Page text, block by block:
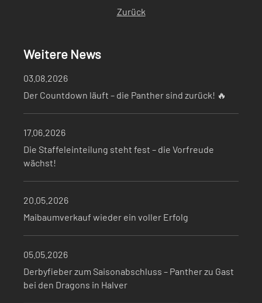
Zurück
Weitere News
03.08.2026
Der Countdown läuft – die Panther sind zurück! 🔥
17.06.2026
Die Staffeleinteilung steht fest – die Vorfreude
wächst!
20.05.2026
Maibaumverkauf wieder ein voller Erfolg
05.05.2026
Derbyfieber zum Saisonabschluss – Panther zu Gast
bei den Dragons in Halver